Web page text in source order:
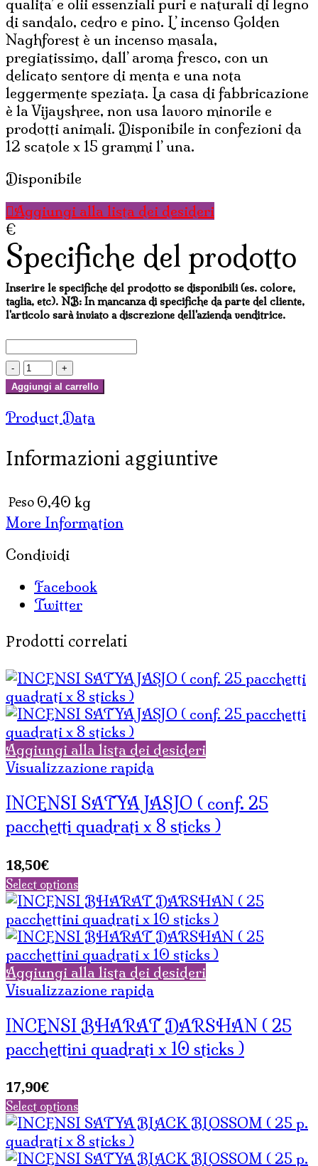
qualita’ e olii essenziali puri e naturali di legno
di sandalo, cedro e pino. L’ incenso Golden
Naghforest è un incenso masala,
pregiatissimo, dall’ aroma fresco, con un
delicato sentore di menta e una nota
leggermente speziata. La casa di fabbricazione
è la Vijayshree, non usa lavoro minorile e
prodotti animali. Disponibile in confezioni da
12 scatole x 15 grammi l’ una.
Disponibile
Aggiungi alla lista dei desideri
€
Specifiche del prodotto
Inserire le specifiche del prodotto se disponibili (es. colore,
taglia, etc). NB: In mancanza di specifiche da parte del cliente,
l'articolo sarà inviato a discrezione dell'azienda venditrice.
INCENSI
GOLDEN
FOREST
12
pacch.
15
gr)
Aggiungi al carrello
Product Data
Informazioni aggiuntive
Peso 0,40 kg
More Information
Condividi
Facebook
Twitter
Prodotti correlati
Aggiungi alla lista dei desideri
Visualizzazione rapida
INCENSI SATYA JASJO ( conf. 25
pacchetti quadrati x 8 sticks )
18,50€
Select options
Aggiungi alla lista dei desideri
Visualizzazione rapida
INCENSI BHARAT DARSHAN ( 25
pacchettini quadrati x 10 sticks )
17,90€
Select options